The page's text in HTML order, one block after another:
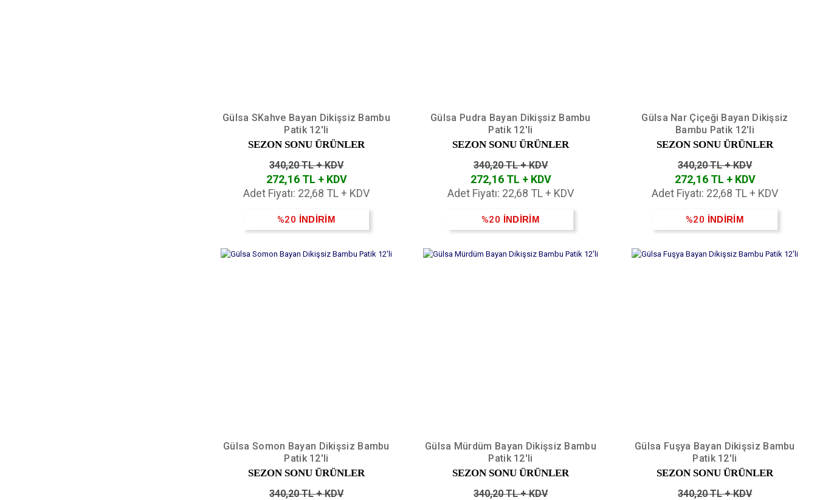
Gülsa SKahve Bayan Dikişsiz Bambu
Patik 12'li
SEZON SONU ÜRÜNLER
340,20 TL + KDV
272,16 TL + KDV
Adet Fiyatı: 22,68 TL + KDV
%20 İNDİRİM
Gülsa Pudra Bayan Dikişsiz Bambu
Patik 12'li
SEZON SONU ÜRÜNLER
340,20 TL + KDV
272,16 TL + KDV
Adet Fiyatı: 22,68 TL + KDV
%20 İNDİRİM
Gülsa Nar Çiçeği Bayan Dikişsiz
Bambu Patik 12'li
SEZON SONU ÜRÜNLER
340,20 TL + KDV
272,16 TL + KDV
Adet Fiyatı: 22,68 TL + KDV
%20 İNDİRİM
Gülsa Somon Bayan Dikişsiz Bambu
Patik 12'li
SEZON SONU ÜRÜNLER
340,20 TL + KDV
Gülsa Mürdüm Bayan Dikişsiz Bambu
Patik 12'li
SEZON SONU ÜRÜNLER
340,20 TL + KDV
Gülsa Fuşya Bayan Dikişsiz Bambu
Patik 12'li
SEZON SONU ÜRÜNLER
340,20 TL + KDV